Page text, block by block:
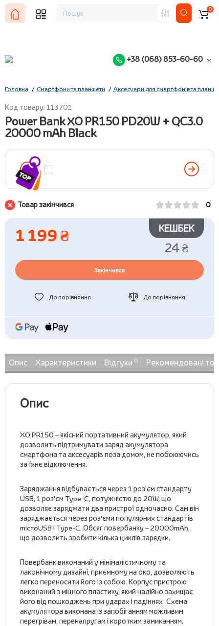
+38 (068) 853-60-60
0
Головна Смартфони та планшети Аксесуари для смартфонів та
Код товару: 113701
Power Bank XO PR150 PD20W + QC3.0
20000 mAh Black
Товар закінчився 0
1 199 ₴ КЕШБЕК
24 ₴
Закінчився
До порівняння До порівняння
Опис Характеристики Відгуки 0 Рекомендовані
Опис
XO PR150 – якісний портативний акумулятор, який
дозволить підтримувати заряд акумулятора
смартфона та аксесуарів поза домом, не побоюючись
за їхнє відключення.
Заряджання відбувається через 1 роз'єм стандарту
USB, 1 роз'єм Type-C, потужністю до 20W, що
дозволяє заряджати два пристрої одночасно. Сам він
заряджається через роз'єми популярних стандартів
microUSB і Type-C. Обсяг повербанку – 20000mAh,
що дозволить зробити кілька циклів зарядки.
Повербанк виконаний у мінімалістичному та
лаконічному дизайні, приємному на око, дозволяють
легко переносити його із собою. Корпус пристрою
виконаний з міцного пластику, який надійно захищає
його від пошкоджень при ударах і падіннях. Схема
акумулятора виконана із запобіганням можливим
перегрівам, перенапругам і коротким замиканням.